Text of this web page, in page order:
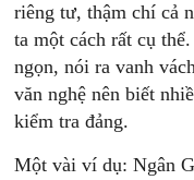
riêng tư, thậm chí cả
ta một cách rất cụ
ngọn, nói ra vanh
văn nghệ nên biết
kiểm tra đảng.
Một vài ví dụ: Ngân